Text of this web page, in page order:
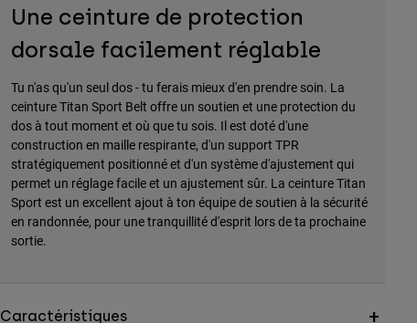
Une ceinture de protection
dorsale facilement réglable
Tu n'as qu'un seul dos - tu ferais mieux d'en prendre soin. La
ceinture Titan Sport Belt offre un soutien et une protection du
dos à tout moment et où que tu sois. Il est doté d'une
construction en maille respirante, d'un support TPR
stratégiquement positionné et d'un système d'ajustement qui
permet un réglage facile et un ajustement sûr. La ceinture Titan
Sport est un excellent ajout à ton équipe de soutien à la sécurité
en randonnée, pour une tranquillité d'esprit lors de ta prochaine
sortie.
Caractéristiques